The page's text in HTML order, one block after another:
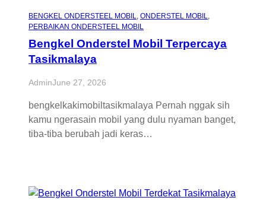
BENGKEL ONDERSTEEL MOBIL, ONDERSTEL MOBIL
PERBAIKAN ONDERSTEEL MOBIL
Bengkel Onderstel Mobil Terpercaya
Tasikmalaya
AdminJune 27, 2026
bengkelkakimobiltasikmalaya Pernah nggak sih
kamu ngerasain mobil yang dulu nyaman banget,
tiba-tiba berubah jadi keras…